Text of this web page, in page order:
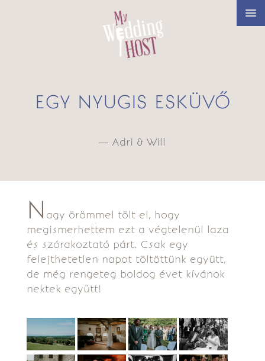
EGY NYUGIS ESKÜVŐ
— Adri & Will
N agy örömmel tölt el, hogy
megismerhettem ezt a végtelenül laza
és szórakoztató párt. Csak egy
felejthetetlen napot töltöttünk együtt,
de még rengeteg boldog évet kívánok
nektek együtt!